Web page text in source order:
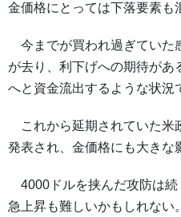
金価格にとっては下落要素も
今までが買われ過ぎていた
が去り、利下げへの期待が
へと資金流出するような状況
これから延期されていた米
発表され、金価格にも大きな
4000ドルを挟んだ攻防は続
急上昇も難しいかもしれない